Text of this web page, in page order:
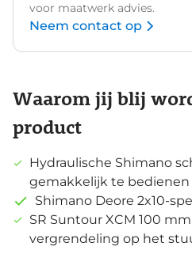
voor maatwerk advies.
Neem contact op
Waarom jij blij
product
Hydraulische Shimano
gemakkelijk te bedienen
Shimano Deore 2x10-
SR Suntour XCM 100
vergrendeling op het